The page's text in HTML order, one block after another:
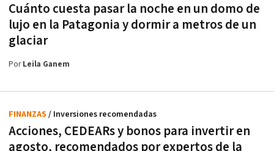
Cuánto cuesta pasar la noche en un domo de
lujo en la Patagonia y dormir a metros de un
glaciar
PorLeila Ganem
Acciones, CEDEARs y bonos para invertir en
agosto, recomendados por expertos de la
FINANZAS / Inversiones recomendadas